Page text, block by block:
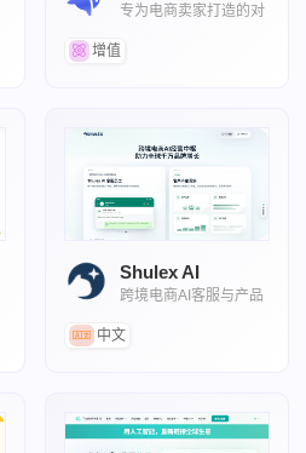
专为电商卖家打造的对
增值
Shulex AI
跨境电商AI客服与产品
中文